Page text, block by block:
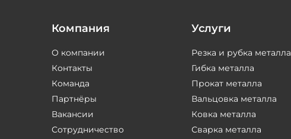
Компания
О компании
Контакты
Команда
Партнёры
Вакансии
Сотрудничество
Услуги
Резка и рубка металла
Гибка металла
Прокат металла
Вальцовка металла
Ковка металла
Сварка металла